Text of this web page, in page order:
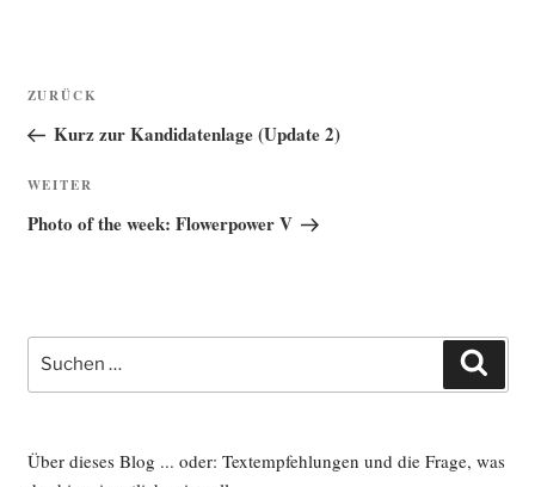
Beitragsnavigation
Vorheriger
Beitrag
ZURÜCK
Kurz zur Kandidatenlage (Update 2)
Nächster
Beitrag
WEITER
Photo of the week: Flowerpower V
Suche
nach:
Über dieses Blog ... oder: Textempfehlungen und die Frage, was